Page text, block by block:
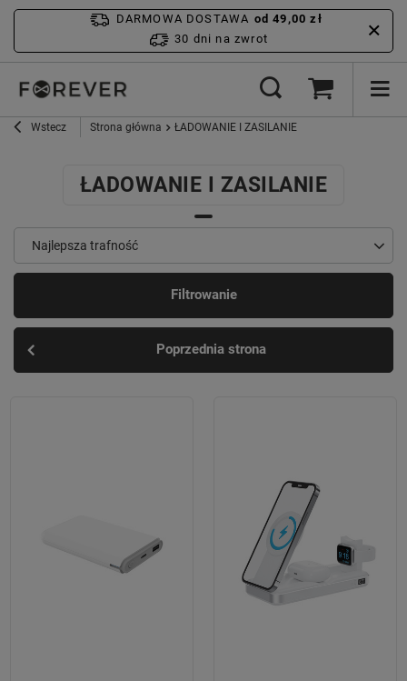
DARMOWA DOSTAWA od 49,00 zł
30 dni na zwrot
Wstecz Strona główna ŁADOWANIE I ZASILANIE
ŁADOWANIE I ZASILANIE
Najlepsza trafność
Filtrowanie
Poprzednia strona